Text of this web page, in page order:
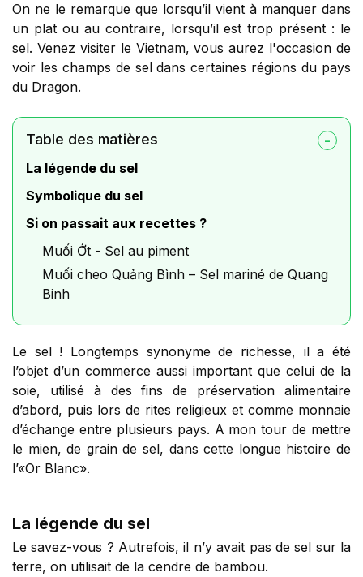
On ne le remarque que lorsqu’il vient à manquer dans
un plat ou au contraire, lorsqu’il est trop présent : le
sel. Venez visiter le Vietnam, vous aurez l'occasion de
voir les champs de sel dans certaines régions du pays
du Dragon.
Table des matières
La légende du sel
Symbolique du sel
Si on passait aux recettes ?
Muối Ớt - Sel au piment
Muối cheo Quảng Bình – Sel mariné de Quang
Binh
Le sel ! Longtemps synonyme de richesse, il a été
l’objet d’un commerce aussi important que celui de la
soie, utilisé à des fins de préservation alimentaire
d’abord, puis lors de rites religieux et comme monnaie
d’échange entre plusieurs pays. A mon tour de mettre
le mien, de grain de sel, dans cette longue histoire de
l’«Or Blanc».
La légende du sel
Le savez-vous ? Autrefois, il n’y avait pas de sel sur la
terre, on utilisait de la cendre de bambou.